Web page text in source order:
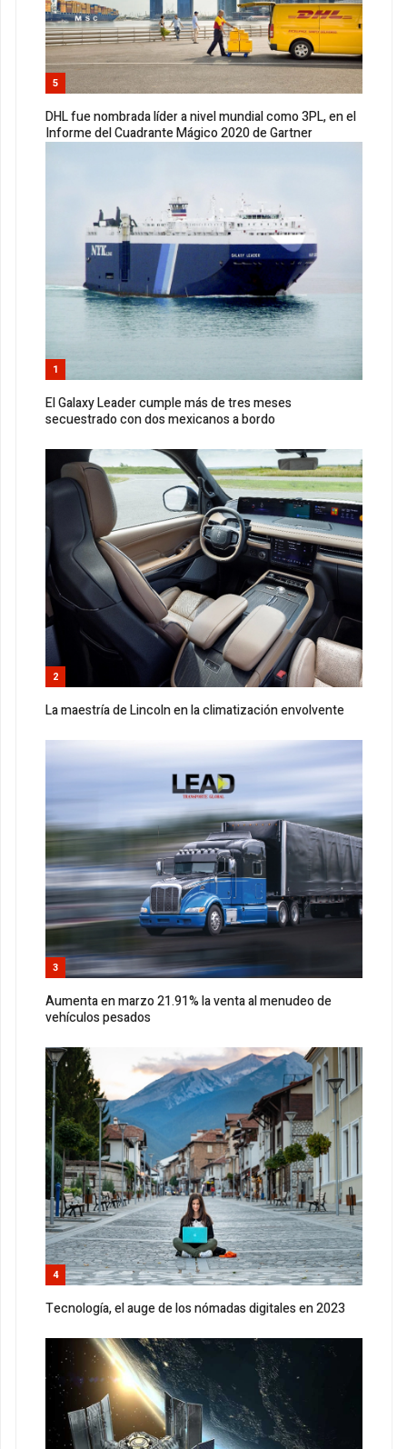
5
DHL fue nombrada líder a nivel mundial como 3PL, en el
Informe del Cuadrante Mágico 2020 de Gartner
1
El Galaxy Leader cumple más de tres meses
secuestrado con dos mexicanos a bordo
2
La maestría de Lincoln en la climatización envolvente
3
Aumenta en marzo 21.91% la venta al menudeo de
vehículos pesados
4
Tecnología, el auge de los nómadas digitales en 2023